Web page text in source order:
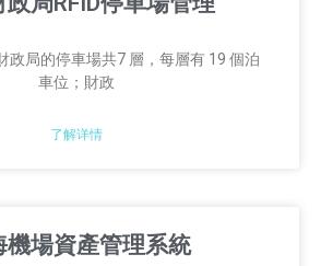
政局的停車場共7 層，每層有 19 個泊
車位；財政
了解详情
機場資產管理系統